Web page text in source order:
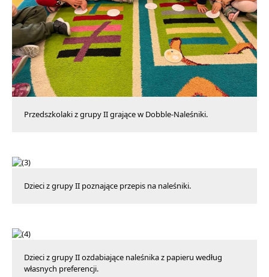
Przedszkolaki z grupy II grające w Dobble-Naleśniki.
Dzieci z grupy II poznające przepis na naleśniki.
Dzieci z grupy II ozdabiające naleśnika z papieru według
własnych preferencji.